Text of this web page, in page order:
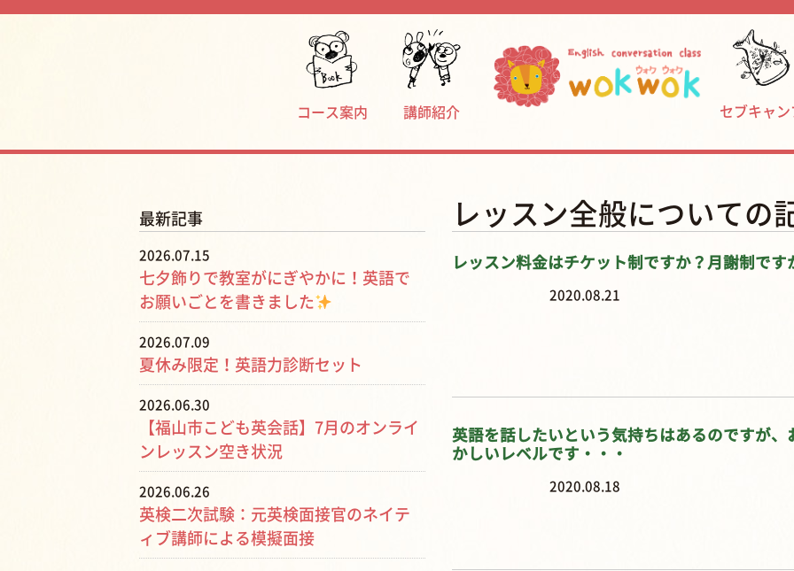
コース案内 講師紹介 セブキャン
レッスン全般についての
レッスン料金はチケット制ですか？月謝制です
2020.08.21
英語を話したいという気持ちはあるのですが、
かしいレベルです・・・
2020.08.18
最新記事
2026.07.15
七夕飾りで教室がにぎやかに！英語で
お願いごとを書きました
2026.07.09
夏休み限定！英語力診断セット
2026.06.30
【福山市こども英会話】7月のオンライ
ンレッスン空き状況
2026.06.26
英検二次試験：元英検面接官のネイテ
ィブ講師による模擬面接